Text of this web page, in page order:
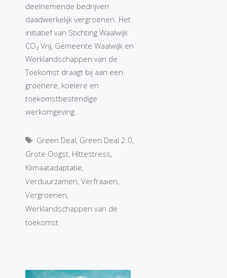
deelnemende bedrijven
daadwerkelijk vergroenen. Het
initiatief van Stichting Waalwijk
CO₂ Vrij, Gemeente Waalwijk en
Werklandschappen van de
Toekomst draagt bij aan een
groenere, koelere en
toekomstbestendige
werkomgeving.
Tags
Green Deal, Green Deal 2.0,
Grote Oogst, Hittestress,
Klimaatadaptatie,
Verduurzamen, Verfraaien,
Vergroenen,
Werklandschappen van de
toekomst